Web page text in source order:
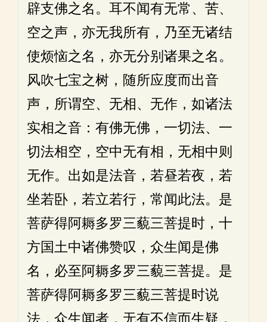
辟支佛之名。耳不闻有无常、苦、
空之声，亦无我所有，乃至无诸结
使烦恼之名，亦无分别诸果之名。
风吹七宝之树，随所应度而出音
声，所谓空、无相、无作，如诸法
实相之音：有佛无佛，一切法、一
切法相空，空中无有相，无相中则
无作。出如是法音，若昼若夜，若
坐若卧，若立若行，常闻此法。是
菩萨得阿耨多罗三藐三菩提时，十
方国土中诸佛赞叹，众生闻是佛
名，必至阿耨多罗三藐三菩提。是
菩萨得阿耨多罗三藐三菩提时说
法，众生闻者，无有不信而生疑，